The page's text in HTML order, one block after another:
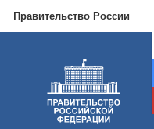
Правительство России